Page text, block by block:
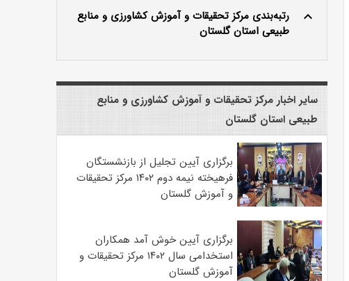
keyboard_arrow_up
رتبه‌بندی مرکز تحقیقات و آموزش کشاورزی و منابع
طبیعی استان گلستان
سایر اخبار مرکز تحقیقات و آموزش کشاورزی و منابع
طبیعی استان گلستان
برگزاری آیین تجلیل از بازنشستگان
فرهیخته نیمه دوم ۱۴۰۲ مرکز تحقیقات
و آموزش گلستان
برگزاری آیین خوش آمد همکاران
استخدامی سال ۱۴۰۲ مرکز تحقیقات و
آموزش گلستان